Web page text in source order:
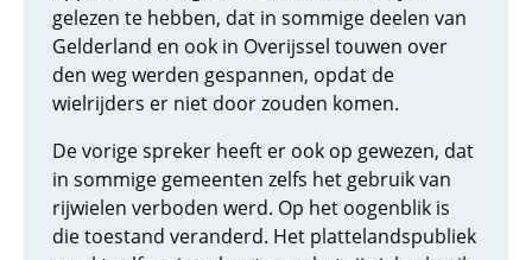
gelezen te hebben, dat in sommige deelen van
Gelderland en ook in Overijssel touwen over
den weg werden gespannen, opdat de
wielrijders er niet door zouden komen.
De vorige spreker heeft er ook op gewezen, dat
in sommige gemeenten zelfs het gebruik van
rijwielen verboden werd. Op het oogenblik is
die toestand veranderd. Het plattelandspubliek